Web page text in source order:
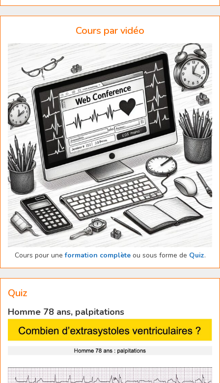
Cours par vidéo
Cours pour uneformation complèteou sous forme de Quiz.
Quiz
Homme 78 ans, palpitations